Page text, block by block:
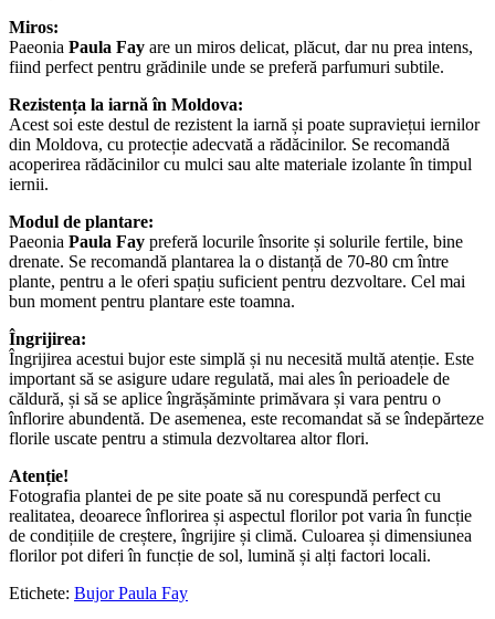
Miros:
Paeonia Paula Fay are un miros delicat, plăcut, dar nu prea intens,
fiind perfect pentru grădinile unde se preferă parfumuri subtile.
Rezistența la iarnă în Moldova:
Acest soi este destul de rezistent la iarnă și poate supraviețui iernilor
din Moldova, cu protecție adecvată a rădăcinilor. Se recomandă
acoperirea rădăcinilor cu mulci sau alte materiale izolante în timpul
iernii.
Modul de plantare:
Paeonia Paula Fay preferă locurile însorite și solurile fertile, bine
drenate. Se recomandă plantarea la o distanță de 70-80 cm între
plante, pentru a le oferi spațiu suficient pentru dezvoltare. Cel mai
bun moment pentru plantare este toamna.
Îngrijirea:
Îngrijirea acestui bujor este simplă și nu necesită multă atenție. Este
important să se asigure udare regulată, mai ales în perioadele de
căldură, și să se aplice îngrășăminte primăvara și vara pentru o
înflorire abundentă. De asemenea, este recomandat să se îndepărteze
florile uscate pentru a stimula dezvoltarea altor flori.
Atenție!
Fotografia plantei de pe site poate să nu corespundă perfect cu
realitatea, deoarece înflorirea și aspectul florilor pot varia în funcție
de condițiile de creștere, îngrijire și climă. Culoarea și dimensiunea
florilor pot diferi în funcție de sol, lumină și alți factori locali.
Etichete: Bujor Paula Fay